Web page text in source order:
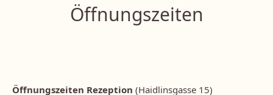
Öffnungszeiten
Öffnungszeiten Rezeption (Haidlinsgasse 15)